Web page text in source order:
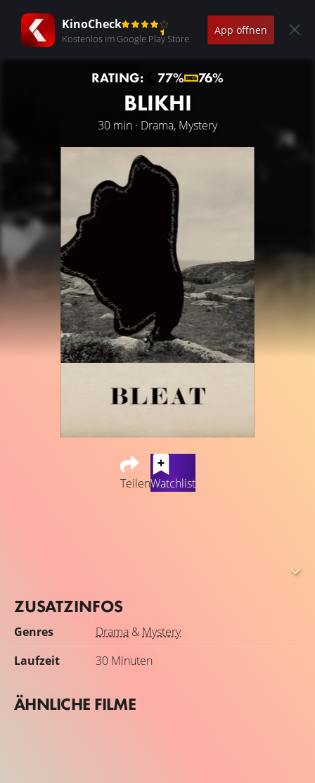
KinoCheck
Kostenlos im Google Play Store
App öffnen
RATING: 77% 76%
BLIKHI
30 min · Drama, Mystery
TeilenWatchlist
sich mit einer träumerischen Vorstellung und die
ZUSATZINFOS
Genres Drama & Mystery
Laufzeit
30 Minuten
ÄHNLICHE FILME